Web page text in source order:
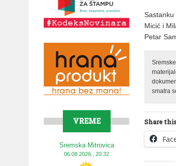
VREME
Sremska Mitrovica
06.08.2026., 20:32
Sastanku
Micić i
Petar
smatra
Share